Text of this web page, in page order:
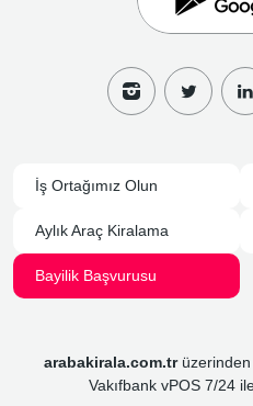
İş Ortağımız Olun
Aylık Araç Kiralama
Bayilik Başvurusu
arabakirala.com.trüzerinden
Vakıfbank vPOS 7/24